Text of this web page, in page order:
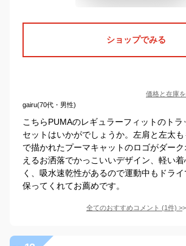
ショップでみる
価格と在庫を
gairu(70代・男性)
こちらPUMAのレギュラーフィットのト
セットはいかがでしょうか。左肩と左太
で描かれたプーマキャットのロゴがダー
えるお洒落でかっこいいデザイン、軽い
く、吸水速乾性があるので運動中もドラ
保ってくれてお薦めです。
全てのおすすめコメント (1件) >